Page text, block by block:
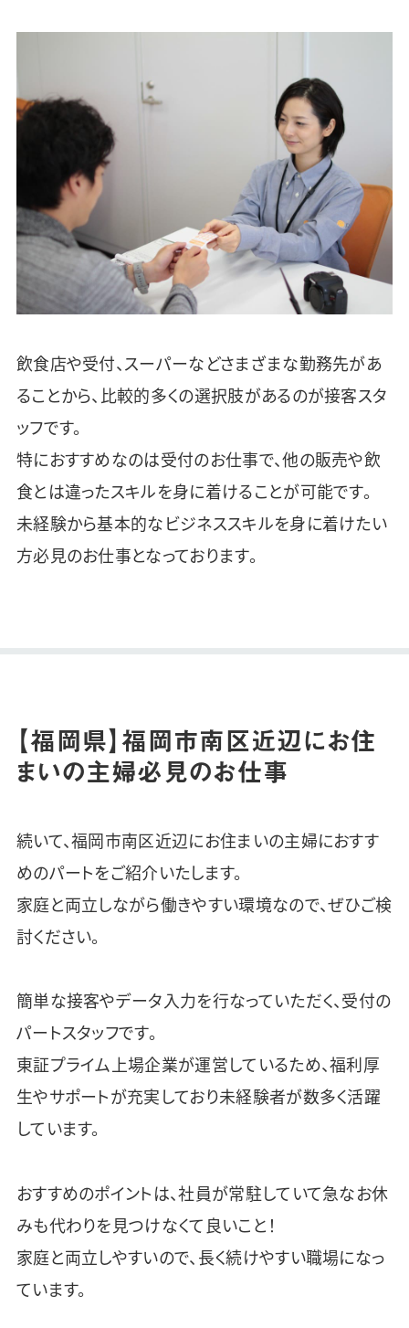
飲食店や受付、スーパーなどさまざまな勤務先があ
ることから、比較的多くの選択肢があるのが接客スタ
ッフです。
特におすすめなのは受付のお仕事で、他の販売や飲
食とは違ったスキルを身に着けることが可能です。
未経験から基本的なビジネススキルを身に着けたい
方必見のお仕事となっております。
【福岡県】福岡市南区近辺にお住
まいの主婦必見のお仕事
続いて、福岡市南区近辺にお住まいの主婦におすす
めのパートをご紹介いたします。
家庭と両立しながら働きやすい環境なので、ぜひご検
討ください。
簡単な接客やデータ入力を行なっていただく、受付の
パートスタッフです。
東証プライム上場企業が運営しているため、福利厚
生やサポートが充実しており未経験者が数多く活躍
しています。
おすすめのポイントは、社員が常駐していて急なお休
みも代わりを見つけなくて良いこと！
家庭と両立しやすいので、長く続けやすい職場になっ
ています。